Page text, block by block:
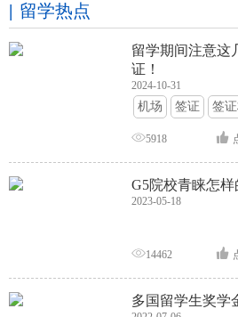
留学热点
留学期间注意这
证！
2024-10-31
机场 签证 签
签证面试 签证
5918
G5院校青睐怎样
2023-05-18
14462
多国留学生奖学